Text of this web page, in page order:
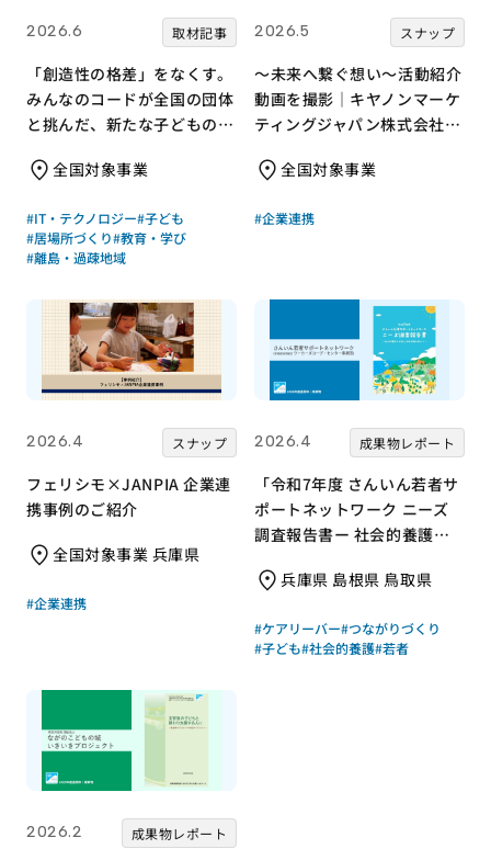
2026.6 取材記事
「創造性の格差」をなくす。
みんなのコードが全国の団体
と挑んだ、新たな子どもの居
全国対象事業
#IT・テクノロジー#子ども
#居場所づくり#教育・学び
#離島・過疎地域
2026.5 スナップ
～未来へ繋ぐ想い～活動紹介
動画を撮影｜キヤノンマーケ
ティングジャパン株式会社×
全国対象事業
#企業連携
2026.4 スナップ
フェリシモ×JANPIA 企業連
携事例のご紹介
全国対象事業 兵庫県
#企業連携
2026.4 成果物レポート
「令和7年度 さんいん若者サ
ポートネットワーク ニーズ
調査報告書ー 社会的養護の
｜さんいん若者サポートネッ
ワーカーズコープ・センター
事業団）｜成果物レポート
兵庫県 島根県 鳥取県
#ケアリーバー#つながりづくり
#子ども#社会的養護#若者
2026.2 成果物レポート